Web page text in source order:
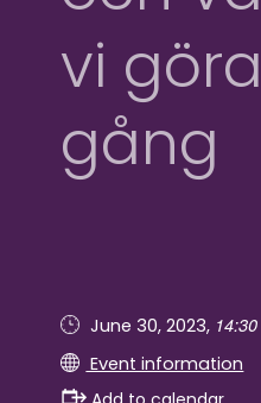
vi
gång
June 30, 2023,
Event information